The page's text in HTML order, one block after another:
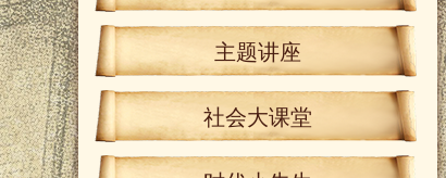
主题讲座
社会大课堂